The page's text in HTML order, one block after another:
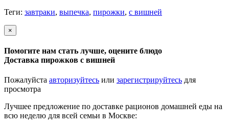
Теги: завтраки, выпечка, пирожки, с вишней
×
Помогите нам стать лучше, оцените блюдо
Доставка пирожков с вишней
Пожалуйста авторизуйтесь или зарегистрируйтесь для
просмотра
Лучшее предложение по доставке рационов домашней еды на
всю неделю для всей семьи в Москве: